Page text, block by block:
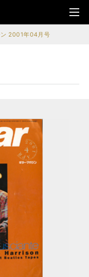
メニ
ュ
ン 2001年04月号